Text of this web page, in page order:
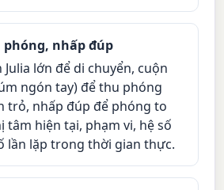
nhấp đúp
lớn để di chuyển, cuộn
ngón tay) để thu phóng
trỏ, nhấp đúp để phóng to
tâm hiện tại, phạm vi, hệ số
lần lặp trong thời gian thực.